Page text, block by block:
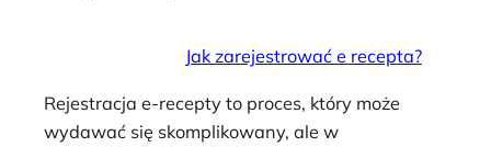
Jak zarejestrować e recepta?
Rejestracja e-recepty to proces, który może
wydawać się skomplikowany, ale w